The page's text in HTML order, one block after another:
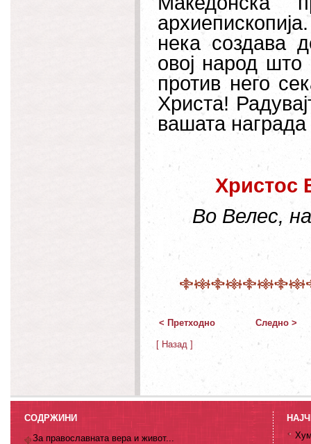
нека создава
овој народ што
против него
Христа!
вашата
Христос
Во Велес,
< Претходно Следно >
[ Назад ]
СОДРЖИНИ
За православната вера и живот...